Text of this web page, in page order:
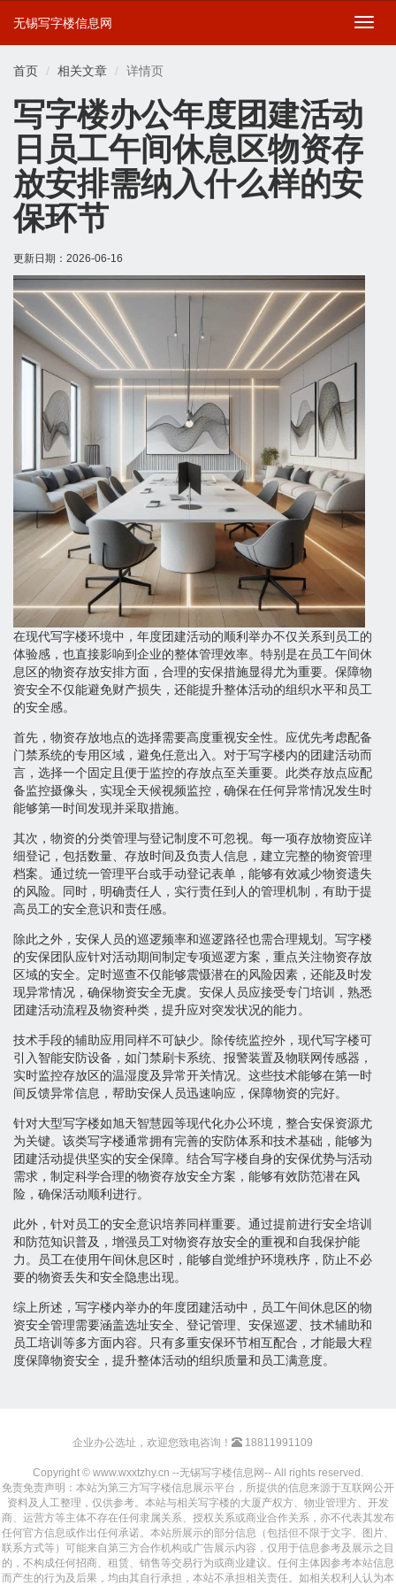
切
无锡写字楼信息网
首页 相关文章 详情页
写字楼办公年度团建活动
日员工午间休息区物资存
放安排需纳入什么样的安
保环节
更新日期： 2026-06-16
在现代写字楼环境中，年度团建活动的顺利举办不仅关系到员工的
体验感，也直接影响到企业的整体管理效率。特别是在员工午间休
息区的物资存放安排方面，合理的安保措施显得尤为重要。保障物
资安全不仅能避免财产损失，还能提升整体活动的组织水平和员工
的安全感。
首先，物资存放地点的选择需要高度重视安全性。应优先考虑配备
门禁系统的专用区域，避免任意出入。对于写字楼内的团建活动而
言，选择一个固定且便于监控的存放点至关重要。此类存放点应配
备监控摄像头，实现全天候视频监控，确保在任何异常情况发生时
能够第一时间发现并采取措施。
其次，物资的分类管理与登记制度不可忽视。每一项存放物资应详
细登记，包括数量、存放时间及负责人信息，建立完整的物资管理
档案。通过统一管理平台或手动登记表单，能够有效减少物资遗失
的风险。同时，明确责任人，实行责任到人的管理机制，有助于提
高员工的安全意识和责任感。
除此之外，安保人员的巡逻频率和巡逻路径也需合理规划。写字楼
的安保团队应针对活动期间制定专项巡逻方案，重点关注物资存放
区域的安全。定时巡查不仅能够震慑潜在的风险因素，还能及时发
现异常情况，确保物资安全无虞。安保人员应接受专门培训，熟悉
团建活动流程及物资种类，提升应对突发状况的能力。
技术手段的辅助应用同样不可缺少。除传统监控外，现代写字楼可
引入智能安防设备，如门禁刷卡系统、报警装置及物联网传感器，
实时监控存放区的温湿度及异常开关情况。这些技术能够在第一时
间反馈异常信息，帮助安保人员迅速响应，保障物资的完好。
针对大型写字楼如旭天智慧园等现代化办公环境，整合安保资源尤
为关键。该类写字楼通常拥有完善的安防体系和技术基础，能够为
团建活动提供坚实的安全保障。结合写字楼自身的安保优势与活动
需求，制定科学合理的物资存放安全方案，能够有效防范潜在风
险，确保活动顺利进行。
此外，针对员工的安全意识培养同样重要。通过提前进行安全培训
和防范知识普及，增强员工对物资存放安全的重视和自我保护能
力。员工在使用午间休息区时，能够自觉维护环境秩序，防止不必
要的物资丢失和安全隐患出现。
综上所述，写字楼内举办的年度团建活动中，员工午间休息区的物
资安全管理需要涵盖选址安全、登记管理、安保巡逻、技术辅助和
员工培训等多方面内容。只有多重安保环节相互配合，才能最大程
度保障物资安全，提升整体活动的组织质量和员工满意度。
企业办公选址，欢迎您致电咨询！ 18811991109
Copyright © www.wxxtzhy.cn --无锡写字楼信息网-- All rights reserved.
免责免责声明：本站为第三方写字楼信息展示平台，所提供的信息来源于互联网公开
资料及人工整理，仅供参考。本站与相关写字楼的大厦产权方、物业管理方、开发
商、运营方等主体不存在任何隶属关系、授权关系或商业合作关系，亦不代表其发布
任何官方信息或作出任何承诺。本站所展示的部分信息（包括但不限于文字、图片、
联系方式等）可能来自第三方合作机构或广告展示内容，仅用于信息参考及展示之目
的，不构成任何招商、租赁、销售等交易行为或商业建议。任何主体因参考本站信息
而产生的行为及后果，均由其自行承担，本站不承担相关责任。如相关权利人认为本